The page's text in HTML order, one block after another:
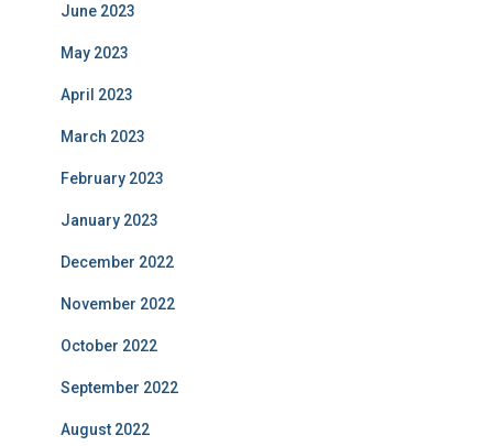
June 2023
May 2023
April 2023
March 2023
February 2023
January 2023
December 2022
November 2022
October 2022
September 2022
August 2022